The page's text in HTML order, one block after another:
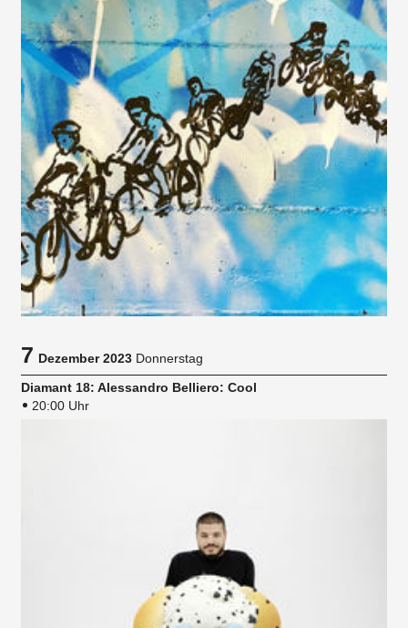
7Dezember 2023 Donnerstag
Diamant 18: Alessandro Belliero: Cool
20:00 Uhr